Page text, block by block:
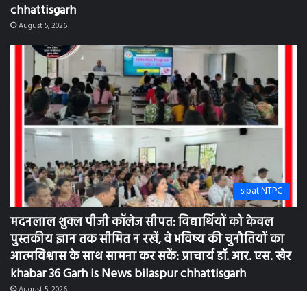
chhattisgarh
August 5, 2026
sipat NTPC
मदनलाल शुक्ल पीजी कॉलेज सीपत: विद्यार्थियों को केवल
पुस्तकीय ज्ञान तक सीमित न रखें, वे भविष्य की चुनौतियों का
आत्मविश्वास के साथ सामना कर सकें: प्राचार्य डॉ. आर. एस. खेर
khabar 36 Garh is News bilaspur chhattisgarh
August 5, 2026